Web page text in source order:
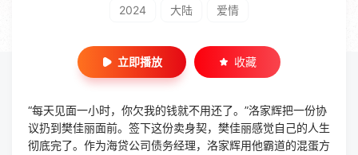
2024 大陆 爱情
立即播放 收藏
“每天见面一小时，你欠我的钱就不用还了。”洛家辉把一份协
议扔到樊佳丽面前。签下这份卖身契，樊佳丽感觉自己的人生
彻底完了。作为海贷公司债务经理，洛家辉用他霸道的混蛋方